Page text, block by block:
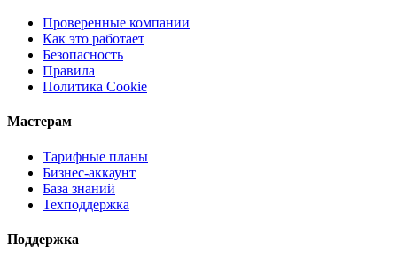
Проверенные компании
Как это работает
Безопасность
Правила
Политика Cookie
Мастерам
Тарифные планы
Бизнес-аккаунт
База знаний
Техподдержка
Поддержка